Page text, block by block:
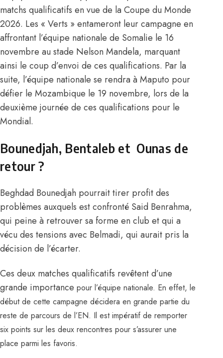
matchs qualificatifs en vue de la Coupe du Monde
2026. Les « Verts » entameront leur campagne en
affrontant l’équipe nationale de Somalie le 16
novembre au stade Nelson Mandela, marquant
ainsi le coup d’envoi de ces qualifications. Par la
suite, l’équipe nationale se rendra à Maputo pour
défier le Mozambique le 19 novembre, lors de la
deuxième journée de ces qualifications pour le
Mondial.
Bounedjah, Bentaleb et Ounas de
retour ?
Beghdad Bounedjah pourrait tirer profit des
problèmes auxquels est confronté Said Benrahma,
qui peine à retrouver sa forme en club et qui a
vécu des tensions avec Belmadi, qui aurait pris la
décision de l’écarter.
Ces deux matches qualificatifs revêtent d’une
grande importance pour l’équipe nationale. En effet, le
début de cette campagne décidera en grande partie du
reste de parcours de l’EN. Il est impératif de remporter
six points sur les deux rencontres pour s’assurer une
place parmi les favoris.